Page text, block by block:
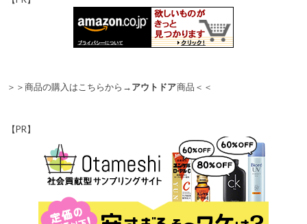
＞＞商品の購入はこちらから→アウトドア商品＜＜
【PR】